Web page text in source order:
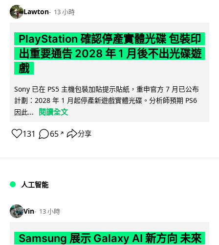
Lawton 13 小時
PlayStation 確認停產實體光碟 包裝印
出重要通告 2028 年 1 月後不出光碟遊
戲
Sony 已在 PS5 主機包裝加貼提示貼紙，重申官方 7 月已公布
計劃：2028 年 1 月起停產新遊戲實體光碟。分析師預期 PS6
因此...
閱讀全文
131 65 ↗ 分享
人工智能
Vin 13 小時
Samsung 展示 Galaxy AI 新方向 未來